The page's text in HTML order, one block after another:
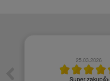
25.03.2026
Super zakup👍